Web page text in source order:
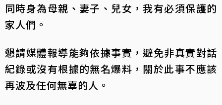
同時身為母親、妻子、兒女，我有必須保護的
家人們。
懇請媒體報導能夠依據事實，避免非真實對話
紀錄或沒有根據的無名爆料，關於此事不應該
再波及任何無辜的人。